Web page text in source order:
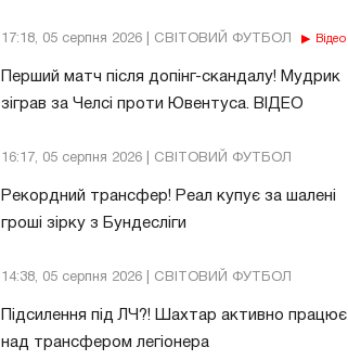
17:18, 05 серпня 2026 | СВІТОВИЙ ФУТБОЛ Відео
Перший матч після допінг-скандалу! Мудрик
зіграв за Челсі проти Ювентуса. ВІДЕО
16:17, 05 серпня 2026 | СВІТОВИЙ ФУТБОЛ
Рекордний трансфер! Реал купує за шалені
гроші зірку з Бундесліги
14:38, 05 серпня 2026 | СВІТОВИЙ ФУТБОЛ
Підсилення під ЛЧ?! Шахтар активно працює
над трансфером легіонера